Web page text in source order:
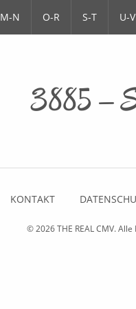
M-N O-R S-T U-V
3885 –
KONTAKT
© 2026THE REAL CMV. Alle